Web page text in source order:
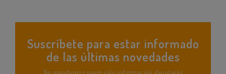
Suscríbete para estar informado
de las últimas novedades
No mandamos spam sólo información de interés